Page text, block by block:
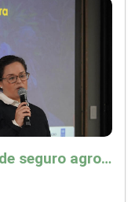
Minagricultura lanza piloto de seguro agropecuario por $9.625 millones para proteger a más de 14.000 pequeños productores contra riesgos del Fenómeno de El Niño